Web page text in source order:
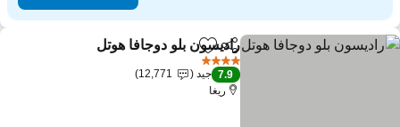
مشاركةAdd to favorites
راديسون بلو دوجافا هوتل
7.9 جيد
12,771
ريغا